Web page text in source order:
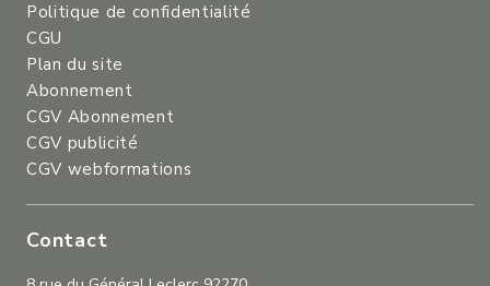
Politique de confidentialité
CGU
Plan du site
Abonnement
CGV Abonnement
CGV publicité
CGV webformations
Contact